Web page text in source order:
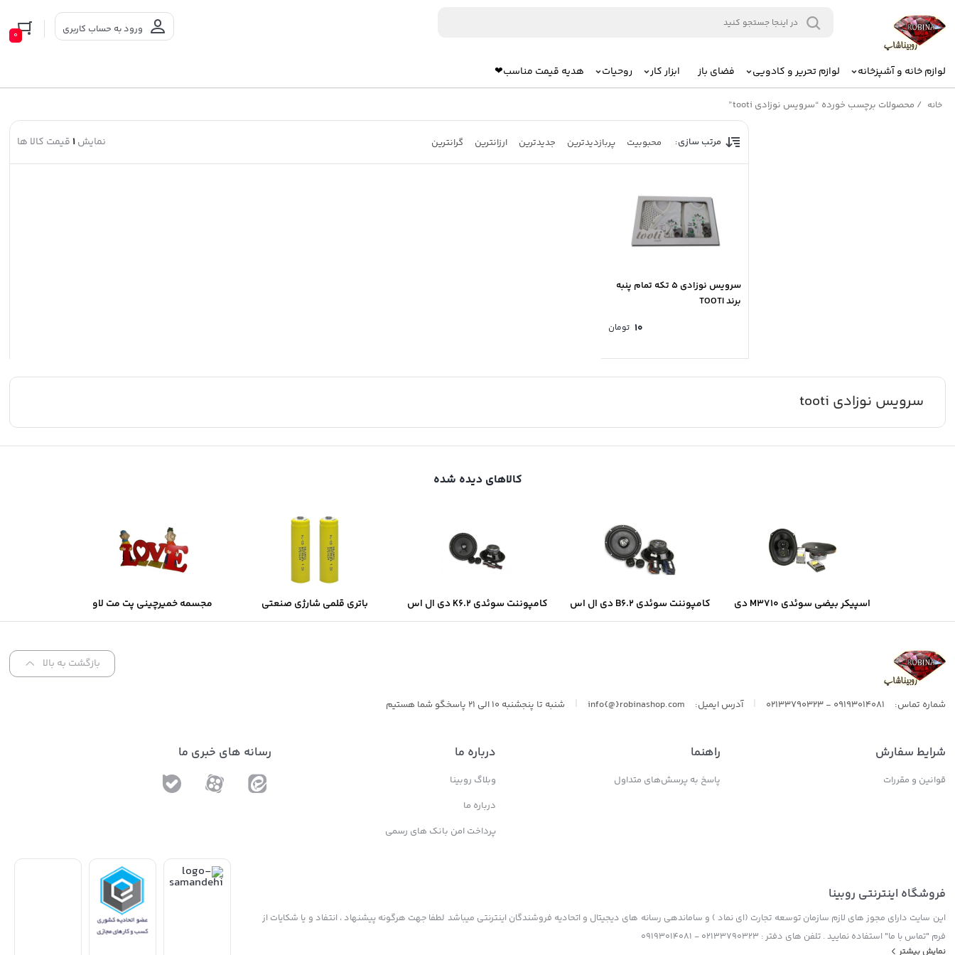
ورود به حساب کاربری 0
لوازم خانه و آشپزخانه لوازم تحریر و کادویی فضای باز ابزار کار روحیات هدیه قیمت مناسب❤
خانه / محصولات برچسب خورده “سرویس نوزادی tooti”
مرتب سازی: محبوبیت پربازدیدترین جدیدترین ارزانترین گرانترین نمایش1 قیمت کالا ها
سرویس نوزادی 5 تکه تمام پنبه
برند TOOTI
۱۰ تومان
سرویس نوزادی tooti
کالاهای دیده شده
اسپیکر بیضی سوئدی M3710 دی
ال اس
کامپوننت سوئدی B6.2 دی ال اس کامپوننت سوئدی K6.2 دی ال اس
باتری قلمی شارژی صنعتی
سولونیکس Solonix
مجسمه خمیرچینی پت مت لاو
بازگشت به بالا
شماره تماس: 09193014081 - 02133790323 آدرس ایمیل: info{@}robinashop.com شنبه تا پنجشنبه 10 الی 21 پاسخگو شما هستیم
شرایط سفارش
قوانین و مقررات
راهنما
پاسخ به پرسش‌های متداول
درباره ما
وبلاگ روبینا
درباره ما
پرداخت امن بانک های رسمی
رسانه های خبری ما
فروشگاه اینترنتی روبینا
این سایت دارای مجوز های لازم سازمان توسعه تجارت (ای نماد ) و ساماندهی رسانه های دیجیتال و اتحادیه فروشندگان اینترنتی میباشد لطفا جهت هرگونه پیشنهاد ، انتفاد و یا شکایات از
فرم "تماس با ما" استفاده نمایید . تلفن های دفتر : 02133790323 - 09193014081
نمایش بیشتر